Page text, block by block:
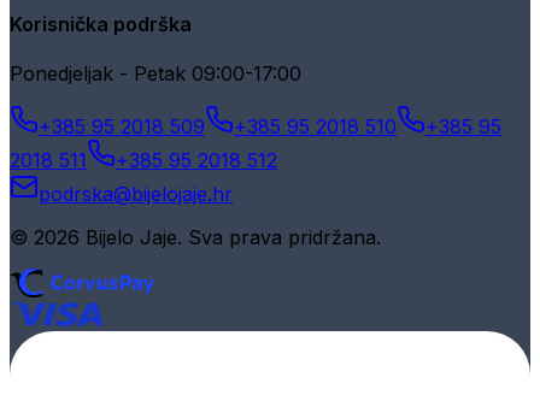
Korisnička podrška
Ponedjeljak - Petak 09:00-17:00
+385 95 2018 509 +385 95 2018 510
+385 95
2018 511
+385 95 2018 512
podrska@bijelojaje.hr
© 2026 Bijelo Jaje. Sva prava pridržana.